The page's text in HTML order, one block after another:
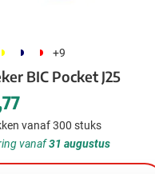
055 188 +9
BIC Pocket J25
vanaf 300 stuks
vanaf31 augustus